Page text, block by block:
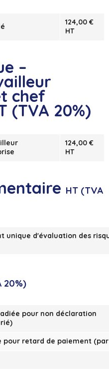
124,00 €
HT
–
chef
(TVA 20%)
124,00 €
HT
HT (TVA
unique d'évaluation des
20%)
pour non déclaration
pour retard de paiement